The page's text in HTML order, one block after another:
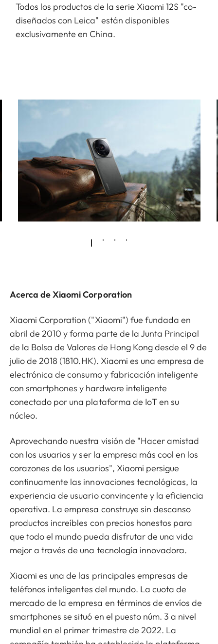
Todos los productos de la serie Xiaomi 12S "co-
diseñados con Leica" están disponibles
exclusivamente en China.
Acerca de Xiaomi Corporation
Xiaomi Corporation ("Xiaomi") fue fundada en
abril de 2010 y forma parte de la Junta Principal
de la Bolsa de Valores de Hong Kong desde el 9 de
julio de 2018 (1810.HK). Xiaomi es una empresa de
electrónica de consumo y fabricación inteligente
con smartphones y hardware inteligente
conectado por una plataforma de IoT en su
núcleo.
Aprovechando nuestra visión de "Hacer amistad
con los usuarios y ser la empresa más cool en los
corazones de los usuarios", Xiaomi persigue
continuamente las innovaciones tecnológicas, la
experiencia de usuario convincente y la eficiencia
operativa. La empresa construye sin descanso
productos increíbles con precios honestos para
que todo el mundo pueda disfrutar de una vida
mejor a través de una tecnología innovadora.
Xiaomi es una de las principales empresas de
teléfonos inteligentes del mundo. La cuota de
mercado de la empresa en términos de envíos de
smartphones se situó en el puesto núm. 3 a nivel
mundial en el primer trimestre de 2022. La